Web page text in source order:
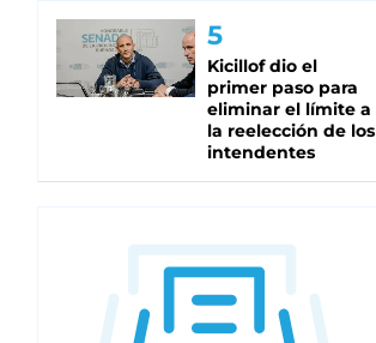
Kicillof dio el
primer paso para
eliminar el límite a
la reelección de los
intendentes